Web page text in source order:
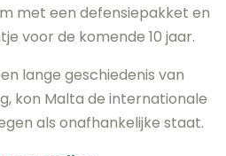
met een defensiepakket en
voor de komende 10 jaar.
lange geschiedenis van
kon Malta de internationale
als onafhankelijke staat.